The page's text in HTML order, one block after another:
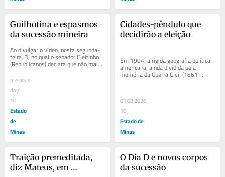
Guilhotina e espasmos
da sucessão mineira
Ao divulgar o vídeo, nesta segunda-
feira, 3, no qual o senador Cleitinho
(Republicanos) declara que não mais
concorreria ao governo de Minas, a...
previous
day
10
Estado
de
Minas
Cidades-pêndulo que
decidirão a eleição
Em 1904, a rígida geografia política
americana, ainda dividida pela
memória da Guerra Civil (1861-
1865), registrava o persistente e
01.08.2026
10
Estado de
Minas
Traição premeditada,
diz Mateus, em
O Dia D e novos corpos
da sucessão